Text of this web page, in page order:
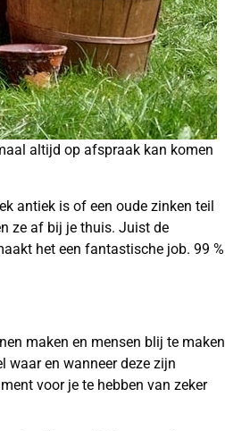
altijd op afspraak kan komen
antiek is of een oude zinken teil
ze af bij je thuis. Juist de
het een fantastische job. 99 %
maken en mensen blij te maken
waar en wanneer deze zijn
voor je te hebben van zeker